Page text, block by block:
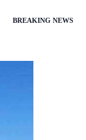
BREAKING NEWS